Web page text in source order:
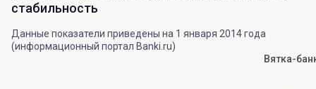
стабильность
Данные показатели приведены на 1 января 2014 года
(информационный портал Banki.ru)
Вятка-